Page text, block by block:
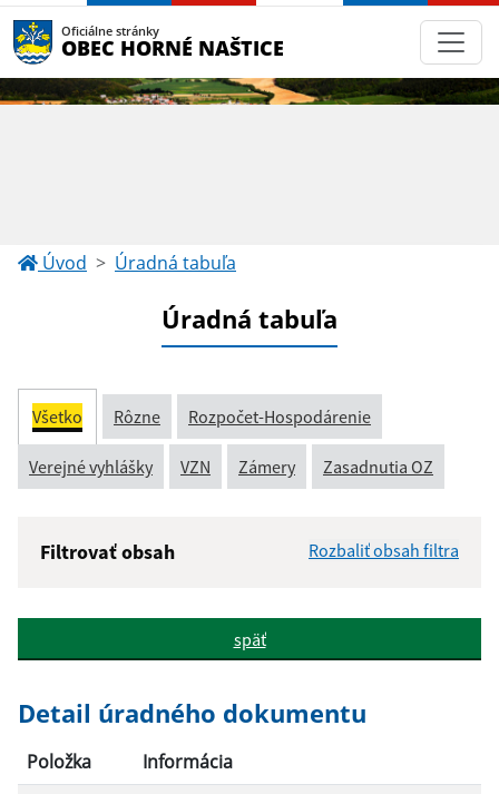
Oficiálne stránky
OBEC HORNÉ NAŠTICE
Úvod Úradná tabuľa
Úradná tabuľa
Všetko Rôzne Rozpočet-Hospodárenie
Verejné vyhlášky VZN Zámery Zasadnutia OZ
Filtrovať obsah Rozbaliť obsah filtra
Popis:
späť
Detail úradného dokumentu
Položka
Informácia